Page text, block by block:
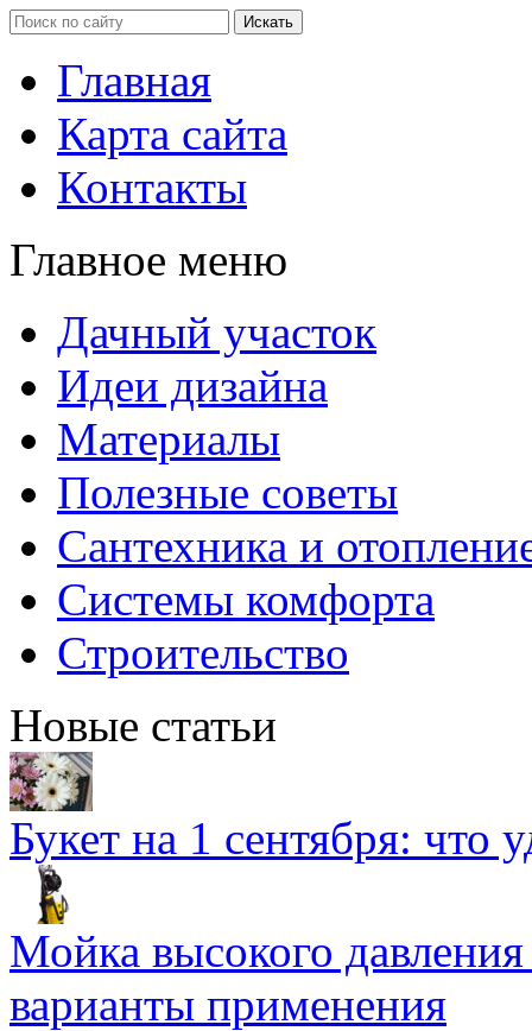
Главная
Карта сайта
Контакты
Главное меню
Дачный участок
Идеи дизайна
Материалы
Полезные советы
Сантехника и
Системы комфорта
Строительство
Новые статьи
Букет на 1 сентября: что
Мойка высокого
варианты применения